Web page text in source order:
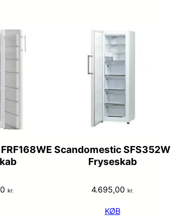
kr.
Scandomestic SFS352W
Fryseskab
4.695,00 kr.
KØB